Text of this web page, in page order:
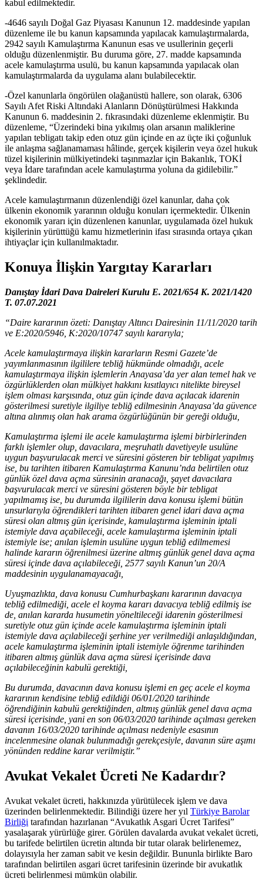
kabul edilmektedir.
-4646 sayılı Doğal Gaz Piyasası Kanunun 12. maddesinde yapılan
düzenleme ile bu kanun kapsamında yapılacak kamulaştırmalarda,
2942 sayılı Kamulaştırma Kanunun esas ve usullerinin geçerli
olduğu düzenlenmiştir. Bu duruma göre, 27. madde kapsamında
acele kamulaştırma usulü, bu kanun kapsamında yapılacak olan
kamulaştırmalarda da uygulama alanı bulabilecektir.
-Özel kanunlarla öngörülen olağanüstü hallere, son olarak, 6306
Sayılı Afet Riski Altındaki Alanların Dönüştürülmesi Hakkında
Kanunun 6. maddesinin 2. fıkrasındaki düzenleme eklenmiştir. Bu
düzenleme, “Üzerindeki bina yıkılmış olan arsanın maliklerine
yapılan tebligatı takip eden otuz gün içinde en az üçte iki çoğunluk
ile anlaşma sağlanamaması hâlinde, gerçek kişilerin veya özel hukuk
tüzel kişilerinin mülkiyetindeki taşınmazlar için Bakanlık, TOKİ
veya İdare tarafından acele kamulaştırma yoluna da gidilebilir.”
şeklindedir.
Acele kamulaştırmanın düzenlendiği özel kanunlar, daha çok
ülkenin ekonomik yararının olduğu konuları içermektedir. Ülkenin
ekonomik yararı için düzenlenen kanunlar, uygulamada özel hukuk
kişilerinin yürüttüğü kamu hizmetlerinin ifası sırasında ortaya çıkan
ihtiyaçlar için kullanılmaktadır.
Konuya İlişkin Yargıtay Kararları
Danıştay İdari Dava Daireleri Kurulu E. 2021/654 K. 2021/1420
T. 07.07.2021
“Daire kararının özeti: Danıştay Altıncı Dairesinin 11/11/2020 tarih
ve E:2020/5946, K:2020/10747 sayılı kararıyla;
Acele kamulaştırmaya ilişkin kararların Resmi Gazete’de
yayımlanmasının ilgililere tebliğ hükmünde olmadığı, acele
kamulaştırmaya ilişkin işlemlerin Anayasa’da yer alan temel hak ve
özgürlüklerden olan mülkiyet hakkını kısıtlayıcı nitelikte bireysel
işlem olması karşısında, otuz gün içinde dava açılacak idarenin
gösterilmesi suretiyle ilgiliye tebliğ edilmesinin Anayasa’da güvence
altına alınmış olan hak arama özgürlüğünün bir gereği olduğu,
Kamulaştırma işlemi ile acele kamulaştırma işlemi birbirlerinden
farklı işlemler olup, davacılara, meşruhatlı davetiyeyle usulüne
uygun başvurulacak merci ve süresini gösteren bir tebligat yapılmış
ise, bu tarihten itibaren Kamulaştırma Kanunu’nda belirtilen otuz
günlük özel dava açma süresinin aranacağı, şayet davacılara
başvurulacak merci ve süresini gösteren böyle bir tebligat
yapılmamış ise, bu durumda ilgililerin dava konusu işlemi bütün
unsurlarıyla öğrendikleri tarihten itibaren genel idari dava açma
süresi olan altmış gün içerisinde, kamulaştırma işleminin iptali
istemiyle dava açabileceği, acele kamulaştırma işleminin iptali
istemiyle ise; anılan işlemin usulüne uygun tebliğ edilmemesi
halinde kararın öğrenilmesi üzerine altmış günlük genel dava açma
süresi içinde dava açılabileceği, 2577 sayılı Kanun’un 20/A
maddesinin uygulanamayacağı,
Uyuşmazlıkta, dava konusu Cumhurbaşkanı kararının davacıya
tebliğ edilmediği, acele el koyma kararı davacıya tebliğ edilmiş ise
de, anılan kararda husumetin yöneltileceği idarenin gösterilmesi
suretiyle otuz gün içinde acele kamulaştırma işleminin iptali
istemiyle dava açılabileceği şerhine yer verilmediği anlaşıldığından,
acele kamulaştırma işleminin iptali istemiyle öğrenme tarihinden
itibaren altmış günlük dava açma süresi içerisinde dava
açılabileceğinin kabulü gerektiği,
Bu durumda, davacının dava konusu işlemi en geç acele el koyma
kararının kendisine tebliğ edildiği 06/01/2020 tarihinde
öğrendiğinin kabulü gerektiğinden, altmış günlük genel dava açma
süresi içerisinde, yani en son 06/03/2020 tarihinde açılması gereken
davanın 16/03/2020 tarihinde açılması nedeniyle esasının
incelenmesine olanak bulunmadığı gerekçesiyle, davanın süre aşımı
yönünden reddine karar verilmiştir.”
Avukat Vekalet Ücreti Ne Kadardır?
Avukat vekalet ücreti, hakkınızda yürütülecek işlem ve dava
üzerinden belirlenmektedir. Bilindiği üzere her yıl Türkiye Barolar
Birliği tarafından hazırlanan “Avukatlık Asgari Ücret Tarifesi”
yasalaşarak yürürlüğe girer. Görülen davalarda avukat vekalet ücreti,
bu tarifede belirtilen ücretin altında bir tutar olarak belirlenemez,
dolayısıyla her zaman sabit ve kesin değildir. Bununla birlikte Baro
tarafından belirtilen asgari ücret tarifesinin üzerinde bir avukatlık
ücreti belirlenmesi mümkün olabilir.